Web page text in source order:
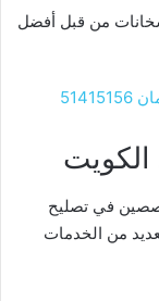
من قبل أفضل
في تصليح
من الخدمات